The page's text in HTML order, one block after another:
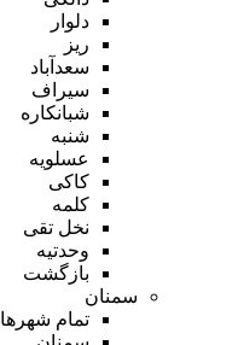
دلوار
ریز
سعدآباد
سیراف
شبانکاره
شنبه
عسلویه
کاکی
کلمه
نخل تقی
وحدتیه
بازگشت
سمنان
تمام شهر‌ها